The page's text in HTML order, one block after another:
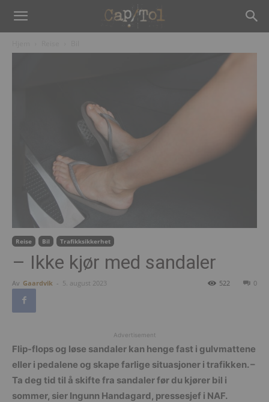
Reise Bil Trafikksikkerhet
– Ikke kjør med sandaler
Av Gaardvik - 5. august 2023 0
522
Advertisement
Flip-flops og løse sandaler kan henge fast i gulvmattene
eller i pedalene og skape farlige situasjoner i trafikken. –
Ta deg tid til å skifte fra sandaler før du kjører bil i
sommer, sier Ingunn Handagard, pressesjef i NAF.